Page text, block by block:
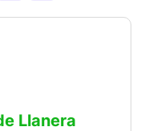
Llanera